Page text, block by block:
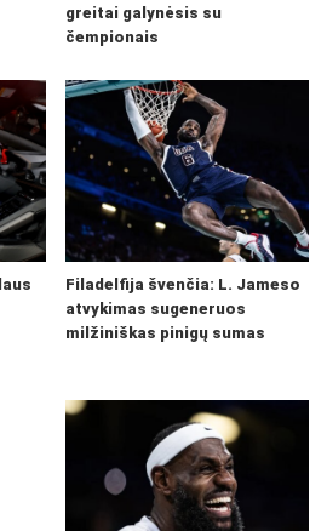
greitai galynėsis su
čempionais
Filadelfija švenčia: L. Jameso
atvykimas sugeneruos
milžiniškas pinigų sumas